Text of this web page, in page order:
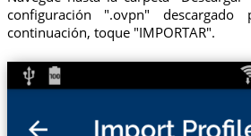
configuración ".ovpn" descargado
continuación, toque "IMPORTAR".